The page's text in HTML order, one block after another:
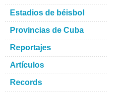
Estadios de béisbol
Provincias de Cuba
Reportajes
Artículos
Records